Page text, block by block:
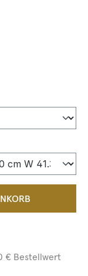
€ Bestellwert